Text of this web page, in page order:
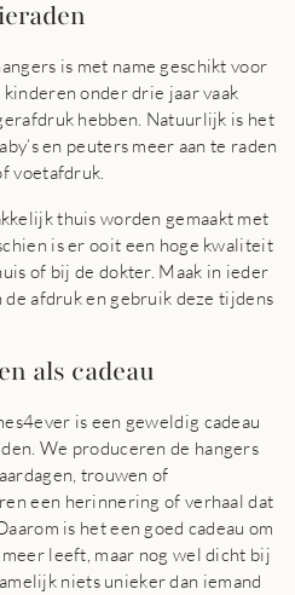
is met name geschikt voor
onder drie jaar vaak
hebben. Natuurlijk is het
en peuters meer aan te raden
voetafdruk.
thuis worden gemaakt met
is er ooit een hoge kwaliteit
of bij de dokter. Maak in ieder
de afdruk en gebruik deze tijdens
als cadeau
is een geweldig cadeau
We produceren de hangers
trouwen of
een herinnering of verhaal dat
is het een goed cadeau om
leeft, maar nog wel dicht bij
niets unieker dan iemand